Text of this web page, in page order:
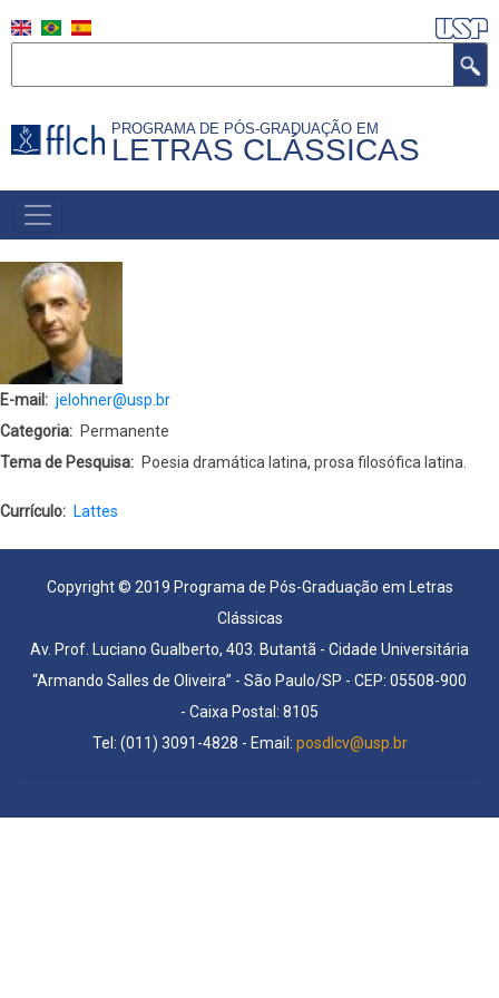
para
principal
PROGRAMA DE PÓS-GRADUAÇÃO EM
LETRAS CLÁSSICAS
NAVEGAÇÃO
PRINCIPAL
(PORTUGUÊS)
E-mail
jelohner@usp.br
Categoria
Permanente
Tema de Pesquisa
Poesia dramática latina, prosa filosófica latina.
Currículo Lattes
Copyright © 2019 Programa de Pós-Graduação em Letras
Clássicas
Av. Prof. Luciano Gualberto, 403. Butantã - Cidade Universitária
“Armando Salles de Oliveira” - São Paulo/SP - CEP: 05508-900
- Caixa Postal: 8105
Tel: (011) 3091-4828 - Email: posdlcv@usp.br